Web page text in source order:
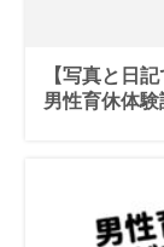
【写真と日
男性育休体験